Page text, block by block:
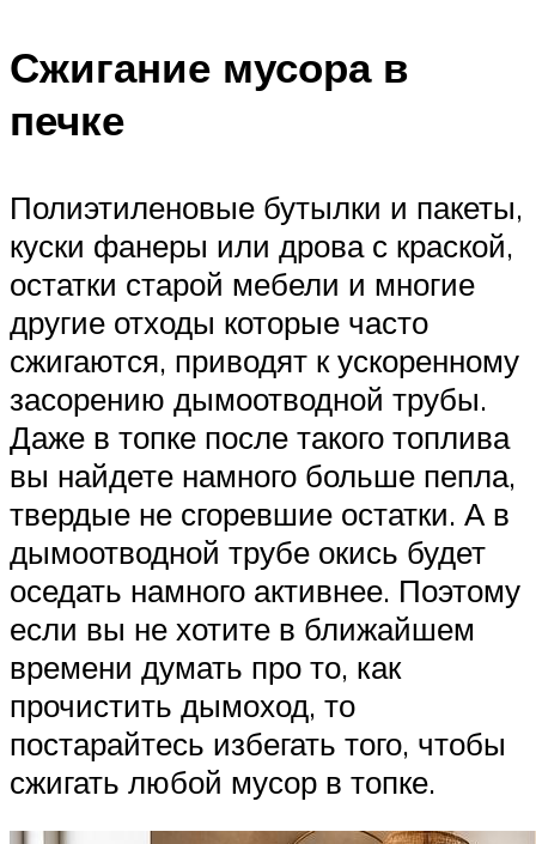
Сжигание мусора в
печке
Полиэтиленовые бутылки и пакеты,
куски фанеры или дрова с краской,
остатки старой мебели и многие
другие отходы которые часто
сжигаются, приводят к ускоренному
засорению дымоотводной трубы.
Даже в топке после такого топлива
вы найдете намного больше пепла,
твердые не сгоревшие остатки. А в
дымоотводной трубе окись будет
оседать намного активнее. Поэтому
если вы не хотите в ближайшем
времени думать про то, как
прочистить дымоход, то
постарайтесь избегать того, чтобы
сжигать любой мусор в топке.